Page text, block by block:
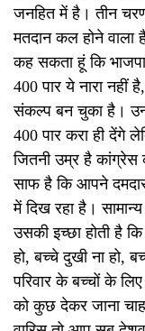
जनहित में है। तीन
मतदान कल होने वाला
कह सकता हूं कि
400 पार ये नारा नहीं
संकल्प बन चुका है।
400 पार करा ही देंगे
जितनी उम्र है
साफ है कि आपने
में दिख रहा है। सामान्य
उसकी इच्छा होती है
हो, बच्चे दुखी ना हो,
परिवार के बच्चों के
को कुछ देकर जाना